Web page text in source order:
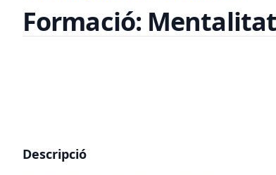
Formació:
Descripció